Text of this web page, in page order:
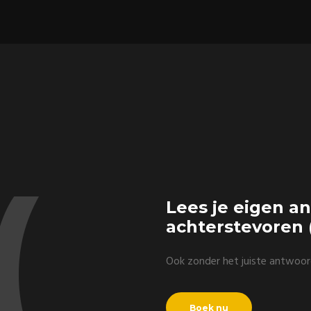
Lees je eigen
achterstevoren
Ook zonder het juiste
Boek nu